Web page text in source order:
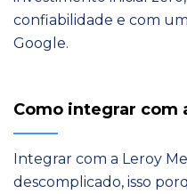
confiabilidade e com
Google.
Como integrar com
Integrar com a Leroy
descomplicado, isso